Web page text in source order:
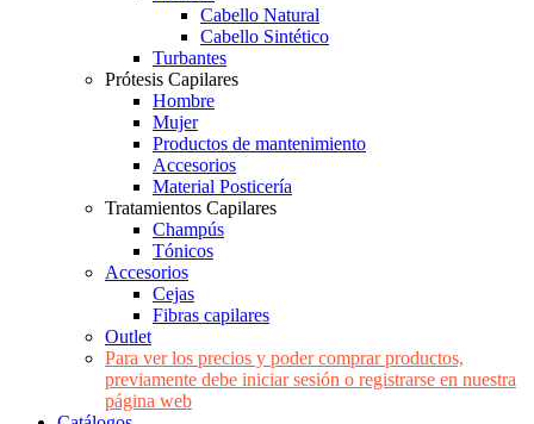
Cabello Natural
Cabello Sintético
Turbantes
Prótesis Capilares
Hombre
Mujer
Productos de mantenimiento
Accesorios
Material Posticería
Tratamientos Capilares
Champús
Tónicos
Accesorios
Cejas
Fibras capilares
Outlet
Para ver los precios y poder comprar productos,
previamente debe iniciar sesión o registrarse en nuestra
página web